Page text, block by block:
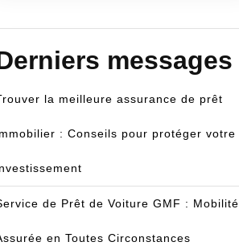
messages
la meilleure assurance de prêt
: Conseils pour protéger votre
de Prêt de Voiture GMF : Mobilité
en Toutes Circonstances